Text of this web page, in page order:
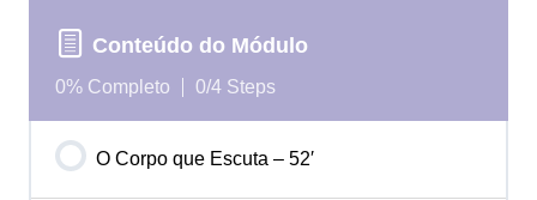
Conteúdo do Módulo
0% Completo 0/4 Steps
O Corpo que Escuta – 52′